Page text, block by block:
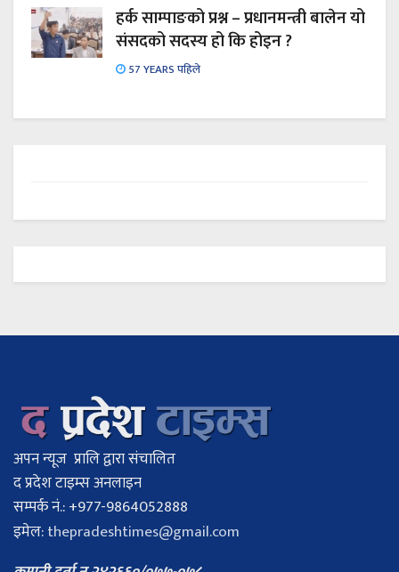
हर्क साम्पाङको प्रश्न – प्रधानमन्त्री बालेन यो
संसदको सदस्य हो कि होइन ?
57 YEARS पहिले
अपन न्यूज प्रालि द्वारा संचालित
द प्रदेश टाइम्स अनलाइन
सम्पर्क नं.: +977-9864052888
इमेल:thepradeshtimes@gmail.com